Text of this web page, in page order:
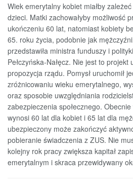
Wiek emerytalny kobiet miałby
dzieci. Matki zachowałyby możliwość
ukończeniu 60 lat, natomiast kobiety
65. roku życia, podobnie jak
przedstawiła ministra funduszy i
Pełczyńska-Nałęcz. Nie jest to projekt
propozycja rządu. Pomysł uruchomił
zróżnicowaniu wieku emerytalnego,
oraz sposobie uwzględniania
zabezpieczenia społecznego.
wynosi 60 lat dla kobiet i 65 lat dla
ubezpieczony może zakończyć
pobieranie świadczenia z ZUS. Nie
kolejny rok pracy zwiększa kapitał
emerytalnym i skraca przewidywany